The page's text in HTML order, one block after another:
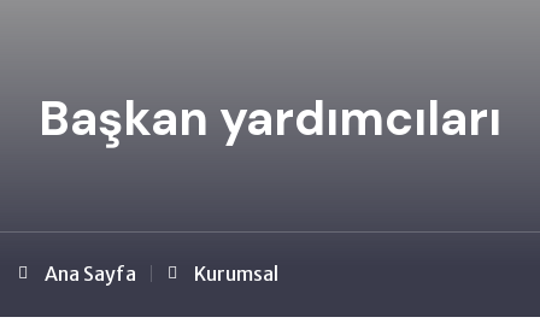
Başkan yardımcıları
Ana Sayfa Kurumsal